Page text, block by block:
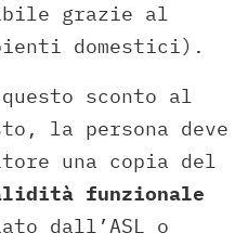
grazie al
domestici).
sconto al
la persona deve
una copia del
funzionale
dall’ASL o